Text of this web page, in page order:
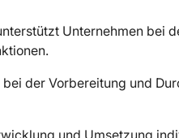
Unternehmen bei
der Vorbereitung und
und Umsetzung